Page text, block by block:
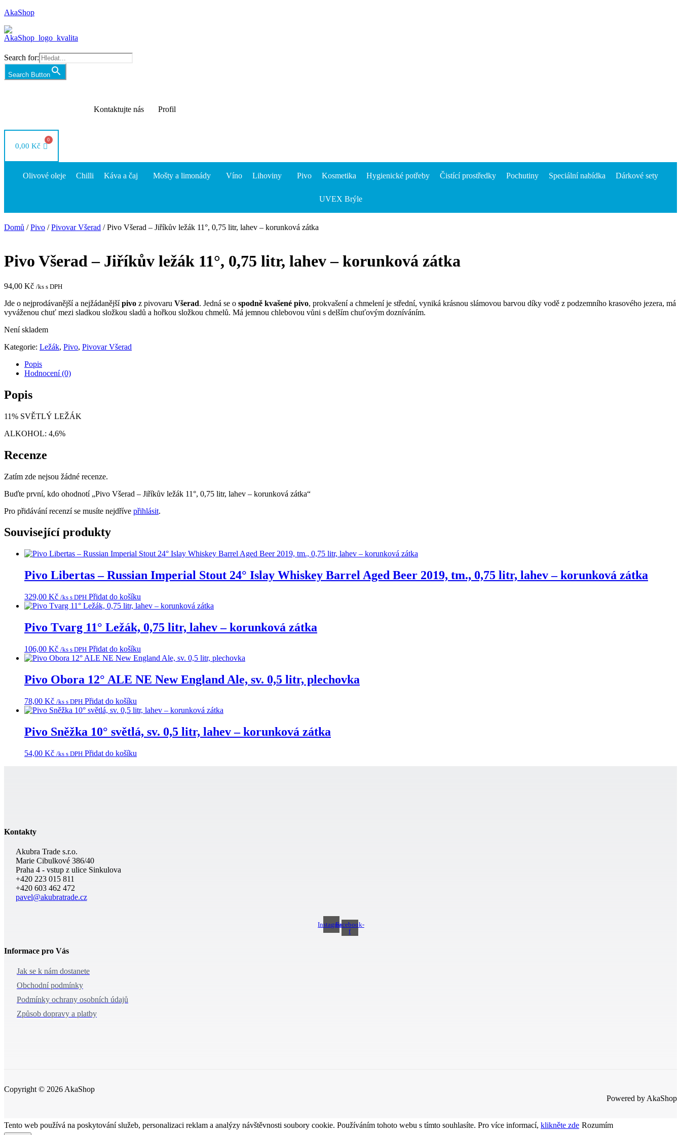
AkaShop
Search for:
Search Button
Kontaktujte nás Profil
0,00 Kč
Olivové oleje Chilli Káva a čaj Mošty a limonády Víno Lihoviny Pivo Kosmetika Hygienické potřeby Čistící prostředky Pochutiny Speciální nabídka Dárkové sety
UVEX Brýle
Domů /Pivo /Pivovar Všerad / Pivo Všerad – Jiříkův ležák 11°, 0,75 litr, lahev – korunková zátka
Pivo Všerad – Jiříkův ležák 11°, 0,75 litr, lahev – korunková zátka
94,00 Kč /ks s DPH
Jde o nejprodávanější a nejžádanějšípivo z pivovaru Všerad. Jedná se o spodně kvašené pivo, prokvašení a chmelení je střední, vyniká krásnou slámovou barvou díky vodě z podzemního krasového jezera, má
vyváženou chuť mezi sladkou složkou sladů a hořkou složkou chmelů. Má jemnou chlebovou vůni s delším chuťovým dozníváním.
Není skladem
Kategorie: Ležák, Pivo, Pivovar Všerad
Popis
Hodnocení (0)
Popis
11% SVĚTLÝ LEŽÁK
ALKOHOL: 4,6%
Recenze
Zatím zde nejsou žádné recenze.
Buďte první, kdo ohodnotí „Pivo Všerad – Jiříkův ležák 11°, 0,75 litr, lahev – korunková zátka“
Pro přidávání recenzí se musíte nejdříve přihlásit.
Související produkty
Pivo Libertas – Russian Imperial Stout 24° Islay Whiskey Barrel Aged Beer 2019, tm., 0,75 litr, lahev – korunková zátka
329,00 Kč /ks s DPH Přidat do košíku
Pivo Tvarg 11° Ležák, 0,75 litr, lahev – korunková zátka
106,00 Kč /ks s DPH Přidat do košíku
Pivo Obora 12° ALE NE New England Ale, sv. 0,5 litr, plechovka
78,00 Kč /ks s DPH Přidat do košíku
Pivo Sněžka 10° světlá, sv. 0,5 litr, lahev – korunková zátka
54,00 Kč /ks s DPH Přidat do košíku
Kontakty
Akubra Trade s.r.o.
Marie Cibulkové 386/40
Praha 4 - vstup z ulice Sinkulova
+420 223 015 811
+420 603 462 472
pavel@akubratrade.cz
InstagramFacebook-
f
Informace pro Vás
Jak se k nám dostanete
Obchodní podmínky
Podmínky ochrany osobních údajů
Způsob dopravy a platby
Copyright © 2026 AkaShop
Powered by AkaShop
Tento web používá na poskytování služeb, personalizaci reklam a analýzy návštěvnosti soubory cookie. Používáním tohoto webu s tímto souhlasíte. Pro více informací, klikněte zde Rozumím